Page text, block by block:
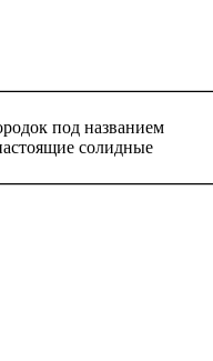
под названием
солидные